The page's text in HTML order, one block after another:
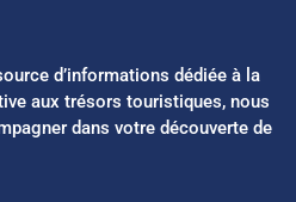
d’informations dédiée à la
aux trésors touristiques, nous
dans votre découverte de